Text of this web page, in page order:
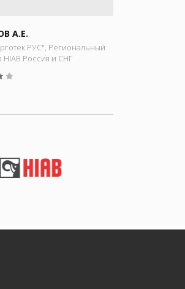
А.Е.
РУС", Региональный
HIAB Россия и СНГ